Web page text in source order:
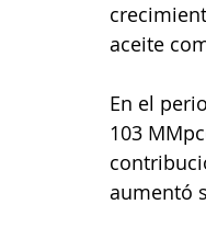
aceite
En el
103
aumentó